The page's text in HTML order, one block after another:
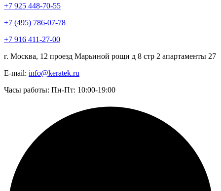
+7 925 448-70-55
+7 (495) 786-07-78
+7 916 411-27-00
г. Москва, 12 проезд Марьиной рощи д 8 стр 2 апартаменты 27
E-mail: info@keratek.ru
Часы работы: Пн-Пт: 10:00-19:00